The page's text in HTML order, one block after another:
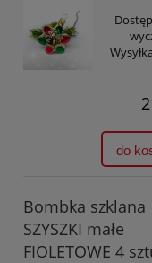
do
Bombka szklana
SZYSZKI małe
FIOLETOWE 4